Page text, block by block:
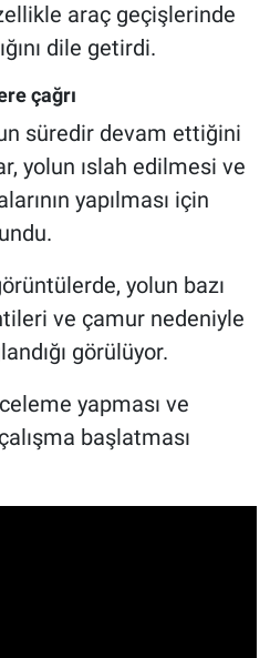
araç geçişlerinde
dile getirdi.
çağrı
süredir devam ettiğini
yolun ıslah edilmesi ve
yapılması için
yolun bazı
ve çamur nedeniyle
görülüyor.
yapması ve
başlatması